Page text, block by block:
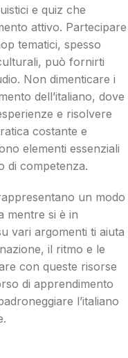
e quiz che
attivo. Partecipare
tematici, spesso
può fornirti
Non dimenticare i
dell’italiano, dove
e risolvere
costante e
elementi essenziali
di competenza.
un modo
mentre si è in
vari argomenti ti aiuta
il ritmo e le
con queste risorse
di apprendimento
l’italiano